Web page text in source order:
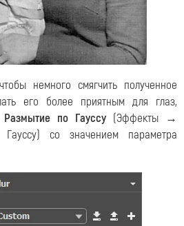
немного смягчить полученное
его более приятным для глаз,
Размытие по Гауссу (Эффекты →
со значением параметра